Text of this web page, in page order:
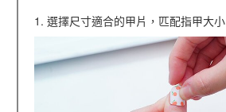
1. 選擇尺寸適合的甲片，匹配指甲大小